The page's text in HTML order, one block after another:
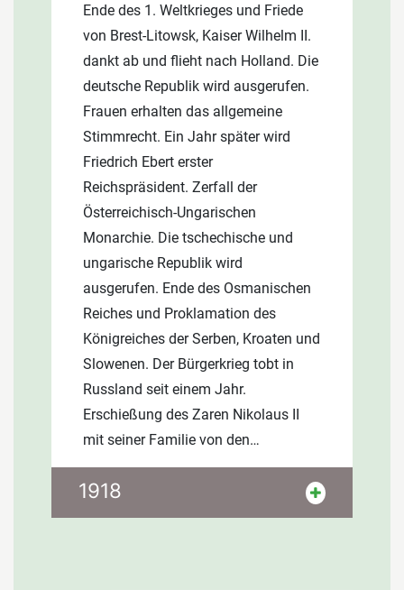
erlernte Johann Pröckl von 1922 bis
1925 in Haslau das
Dachdeckerhandwerk.
Ende des 1. Weltkrieges und Friede
von Brest-Litowsk, Kaiser Wilhelm II.
dankt ab und flieht nach Holland. Die
deutsche Republik wird ausgerufen.
Frauen erhalten das allgemeine
Stimmrecht. Ein Jahr später wird
Friedrich Ebert erster
Reichspräsident. Zerfall der
Österreichisch-Ungarischen
Monarchie. Die tschechische und
ungarische Republik wird
ausgerufen. Ende des Osmanischen
Reiches und Proklamation des
Königreiches der Serben, Kroaten und
Slowenen. Der Bürgerkrieg tobt in
Russland seit einem Jahr.
Erschießung des Zaren Nikolaus II
mit seiner Familie von den…
Ende des 1. Weltkrieges und Friede
von Brest-Litowsk, Kaiser Wilhelm II.
1918